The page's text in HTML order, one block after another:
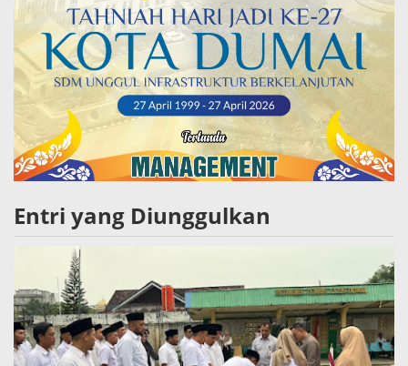
Entri yang Diunggulkan